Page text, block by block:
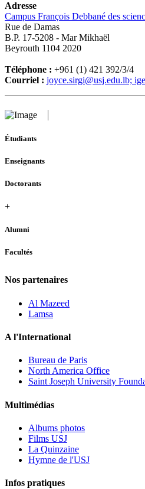
Adresse
Campus François Debbané des
Rue de Damas
B.P. 17-5208 - Mar Mikhaël
Beyrouth 1104 2020
Téléphone : +961 (1) 421 392/3/4
Courriel : joyce.sirgi@usj.edu.lb;
Étudiants
Enseignants
Doctorants
+
Alumni
Facultés
Nos partenaires
Al Mazeed
Lamsa
A l'International
Bureau de Paris
North America Office
Saint Joseph University
Multimédias
Albums photos
Films USJ
La Quinzaine
Hymne de l'USJ
Infos pratiques